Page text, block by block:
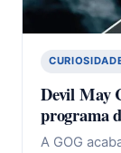
Devil May
programa
A GOG